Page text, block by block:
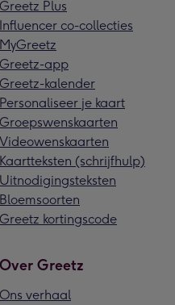
Greetz Plus
Influencer co-collecties
MyGreetz
Greetz-app
Greetz-kalender
Personaliseer je kaart
Groepswenskaarten
Videowenskaarten
Kaartteksten (schrijfhulp)
Uitnodigingsteksten
Bloemsoorten
Greetz kortingscode
Over Greetz
Ons verhaal